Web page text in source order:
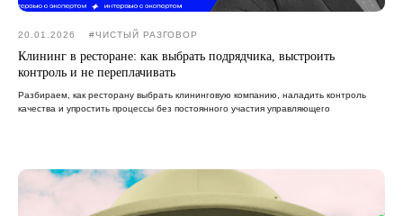
20.01.2026 #ЧИСТЫЙ РАЗГОВОР
Клининг в ресторане: как выбрать подрядчика, выстроить
контроль и не переплачивать
Разбираем, как ресторану выбрать клининговую компанию, наладить контроль
качества и упростить процессы без постоянного участия управляющего